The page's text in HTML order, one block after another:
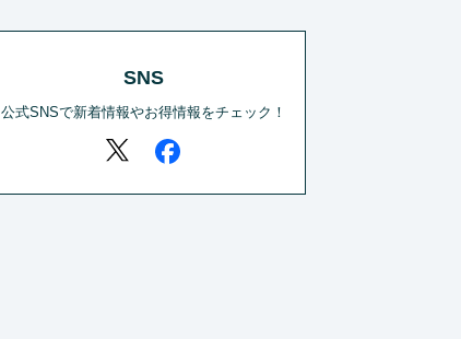
SNS
公式SNSで新着情報やお得情報をチェック！